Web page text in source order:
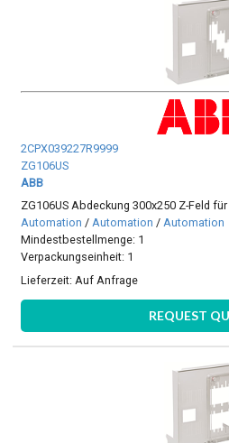
2CPX039227R9999
ZG106US
ABB
ZG106US Abdeckung 300x250 Z-Feld
Automation /Automation /Automation
Mindestbestellmenge: 1
Verpackungseinheit: 1
Lieferzeit: Auf Anfrage
REQUEST